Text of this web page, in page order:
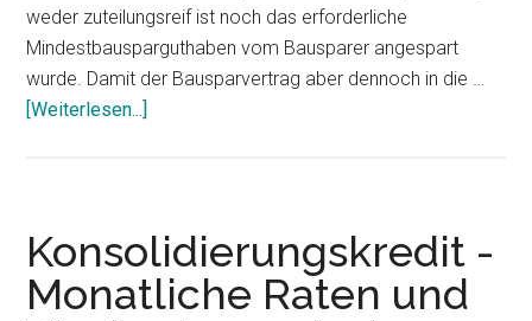
weder zuteilungsreif ist noch das erforderliche
Mindestbausparguthaben vom Bausparer angespart
wurde. Damit der Bausparvertrag aber dennoch in die …
[Weiterlesen...]
zuteilungsreife
Bausparverträge
vorzeitig
Konsolidierungskredit -
Monatliche Raten und